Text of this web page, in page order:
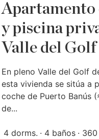
Apartamento
y piscina
Valle del Golf
En pleno Valle del Golf
esta vivienda se sitúa a
coche de Puerto Banús
de...
4 dorms. 4 baños 360